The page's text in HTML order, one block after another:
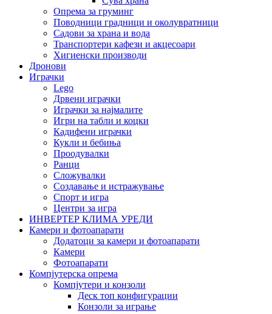
Опрема за груминг
Поводници градници и околувратници
Садови за храна и вода
Транспортери кафези и акцесоари
Хигиенски производи
Дронови
Играчки
Lego
Дрвени играчки
Играчки за најмалите
Игри на табли и коцки
Кадифени играчки
Кукли и бебиња
Проодувалки
Ранци
Сложувалки
Создавање и истражување
Спорт и игра
Центри за игра
ИНВЕРТЕР КЛИМА УРЕДИ
Камери и фотоапарати
Додатоци за камери и фотоапарати
Камери
Фотоапарати
Компјутерска опрема
Компјутери и конзоли
Деск топ конфигурации
Конзоли за играње